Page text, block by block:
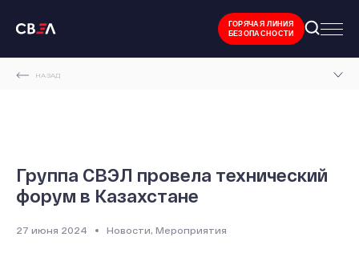
ГОРЯЧАЯ ЛИНИЯ
БЕЗОПАСНОСТИ
НАЗАД
Группа СВЭЛ провела технический
форум в Казахстане
27 июня 2024 Новости, Мероприятия